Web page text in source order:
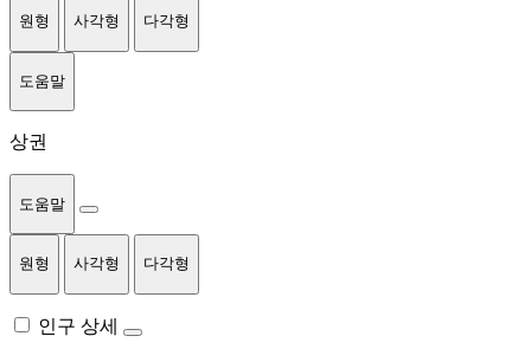
원형 사각형 다각형
도움말
상권
도움말
원형 사각형 다각형
인구 상세